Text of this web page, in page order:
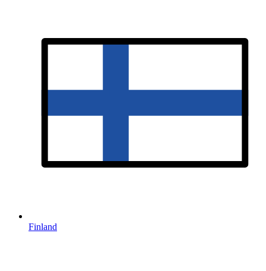
Finland